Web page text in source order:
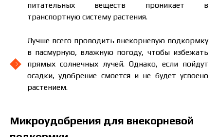
питательных веществ проникает в
транспортную систему растения.
Лучше всего проводить внекорневую подкормку
в пасмурную, влажную погоду, чтобы избежать
прямых солнечных лучей. Однако, если пойдут
осадки, удобрение смоется и не будет усвоено
растением.
Микроудобрения для внекорневой
Цена зависит от объёма и региона доставки. Для
расчёта индивидуальной цены заполните
Я ознакомился и принимаю политику